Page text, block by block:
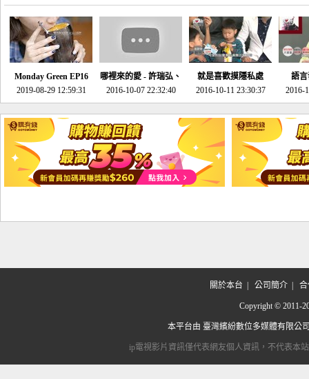
館(謝佳凌)
Monday Green EP16
超意外~環保原來可以
邊玩邊做！
2019-08-29 12:59:31
哪裡來的愛 - 許瑞弘、
李其芬
2016-10-07 22:32:40
就是喜歡摸隱私處
2016-10-11 23:30:37
語
2016-
關於本台 公司簡介| 合
Copyright © 2011-
本平台由 臺灣繽紛數位多媒體有限公
ip電視影片資訊僅代表網友個人資訊，不代表本